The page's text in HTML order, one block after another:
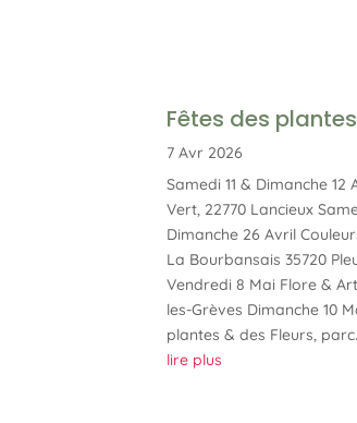
Fêtes des
7 Avr 2026
Samedi 11 & Dimanche 12
Vert, 22770 Lancieux
Dimanche 26 Avril
La Bourbansais 35720
Vendredi 8 Mai Flore &
les-Grèves Dimanche 10
plantes & des Fleurs,
lire plus